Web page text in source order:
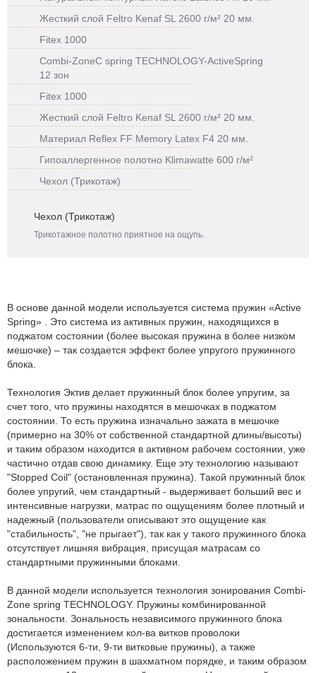
Жесткий слой Feltro Kenaf SL 2600 г/м² 20 мм.
Fitex 1000
Combi-ZoneС spring TECHNOLOGY-ActiveSpring
12 зон
Fitex 1000
Жесткий слой Feltro Kenaf SL 2600 г/м² 20 мм.
Материал Reflex FF Memory Latex F4 20 мм.
Гипоаллергенное полотно Klimawatte 600 г/м²
Чехол (Трикотаж)
Чехол (Трикотаж)
Трикотажное полотно приятное на ощупь.
В основе данной модели используется система пружин «Active
Spring» . Это система из активных пружин, находящихся в
поджатом состоянии (более высокая пружина в более низком
мешочке) – так создается эффект более упругого пружинного
блока.
Технология Эктив делает пружинный блок более упругим, за
счет того, что пружины находятся в мешочках в поджатом
состоянии. То есть пружина изначально зажата в мешочке
(примерно на 30% от собственной стандартной длины/высоты)
и таким образом находится в активном рабочем состоянии, уже
частично отдав свою динамику. Еще эту технологию называют
"Stopped Coil" (остановленная пружина). Такой пружинный блок
более упругий, чем стандартный - выдерживает больший вес и
интенсивные нагрузки, матрас по ощущениям более плотный и
надежный (пользователи описывают это ощущение как
"стабильность", "не прыгает"), так как у такого пружинного блока
отсутствует лишняя вибрация, присущая матрасам со
стандартными пружинными блоками.
В данной модели используется технология зонирования Combi-
Zone spring TECHNOLOGY. Пружины комбинированной
зональности. Зональность независимого пружинного блока
достигается изменением кол-ва витков проволоки
(Используются 6-ти, 9-ти витковые пружины), а также
расположением пружин в шахматном порядке, и таким образом